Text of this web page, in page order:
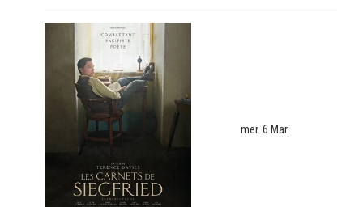
mer. 6 Mar.